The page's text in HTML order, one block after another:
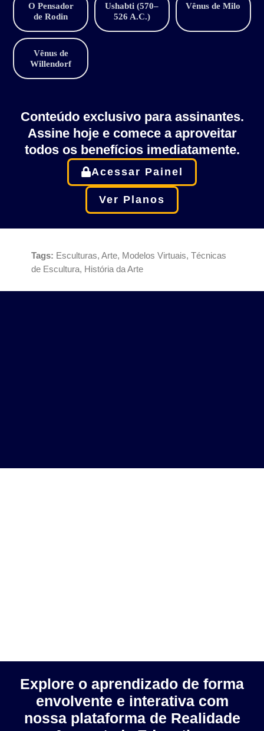
O Pensador
de Rodin
Ushabti (570–
526 A.C.)
Vênus de Milo
Vênus de
Willendorf
Conteúdo exclusivo para assinantes.
Assine hoje e comece a aproveitar
todos os benefícios imediatamente.
Acessar Painel
Ver Planos
Tags: Esculturas, Arte, Modelos Virtuais, Técnicas
de Escultura, História da Arte
Explore o aprendizado de forma
envolvente e interativa com
nossa plataforma de Realidade